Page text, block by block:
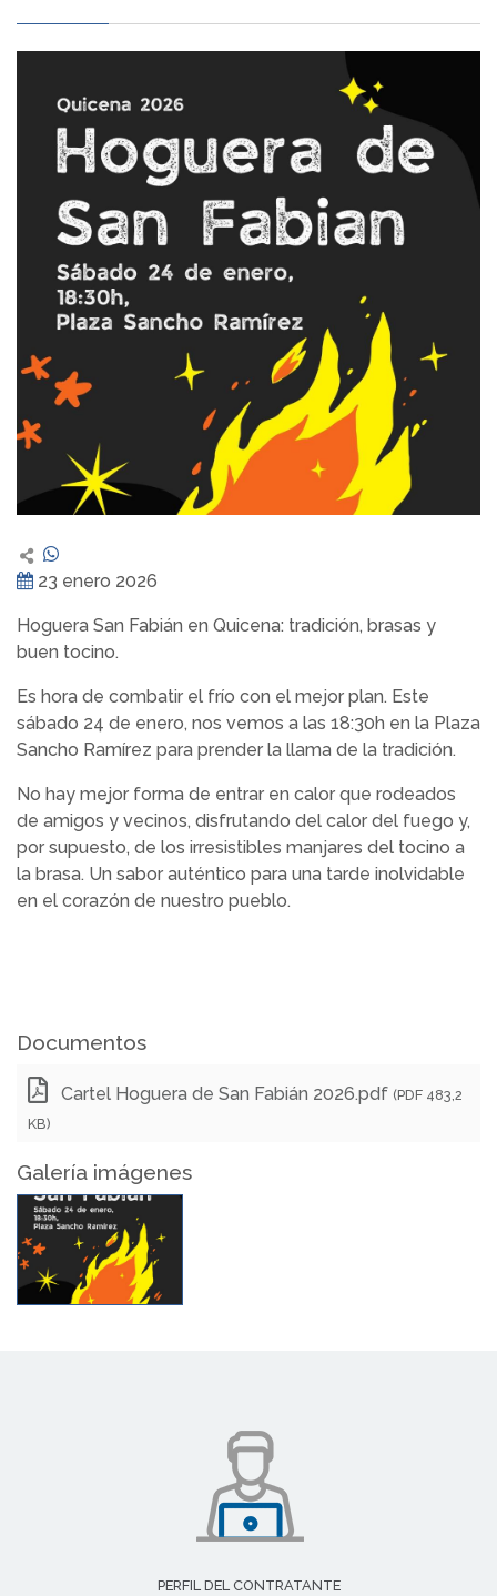
23 enero 2026
Hoguera San Fabián en Quicena: tradición, brasas y
buen tocino.
Es hora de combatir el frío con el mejor plan. Este
sábado 24 de enero, nos vemos a las 18:30h en la Plaza
Sancho Ramírez para prender la llama de la tradición.
No hay mejor forma de entrar en calor que rodeados
de amigos y vecinos, disfrutando del calor del fuego y,
por supuesto, de los irresistibles manjares del tocino a
la brasa. Un sabor auténtico para una tarde inolvidable
en el corazón de nuestro pueblo.
Documentos
Cartel Hoguera de San Fabián 2026.pdf (PDF 483,2
KB)
Galería imágenes
PERFIL DEL CONTRATANTE